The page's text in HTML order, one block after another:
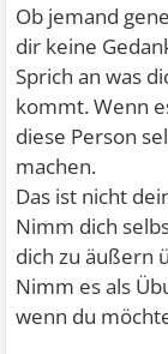
Ob jemand
dir keine
Sprich an was
kommt. Wenn
diese Person
machen.
Das ist nicht
Nimm dich
dich zu äußern
Nimm es als
wenn du